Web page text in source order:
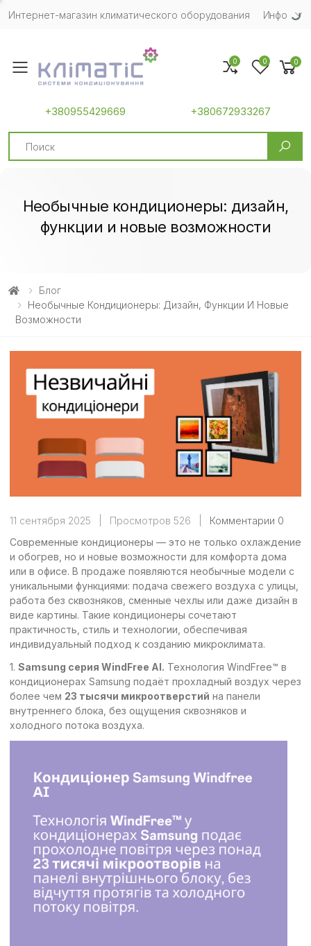
Интернет-магазин климатического оборудования Инфо
Toggle mobile menu
+380955429669 +380672933267
Search
0 0 0
Необычные кондиционеры: дизайн,
функции и новые возможности
Блог
Необычные Кондиционеры: Дизайн, Функции И Новые
Возможности
11 сентября 2025 Просмотров 526
Комментарии 0
Современные кондиционеры — это не только охлаждение
и обогрев, но и новые возможности для комфорта дома
или в офисе. В продаже появляются необычные модели с
уникальными функциями: подача свежего воздуха с улицы,
работа без сквозняков, сменные чехлы или даже дизайн в
виде картины. Такие кондиционеры сочетают
практичность, стиль и технологии, обеспечивая
индивидуальный подход к созданию микроклимата.
1. Samsung серия WindFree AI. Технология WindFree™ в
кондиционерах Samsung подаёт прохладный воздух через
более чем 23 тысячи микроотверстий на панели
внутреннего блока, без ощущения сквозняков и
холодного потока воздуха.